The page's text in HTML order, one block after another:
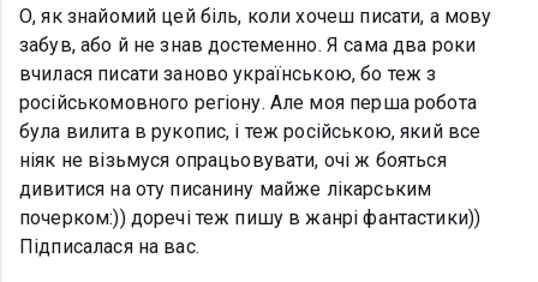
О, як знайомий цей біль, коли хочеш писати, а мову
забув, або й не знав достеменно. Я сама два роки
вчилася писати заново українською, бо теж з
російськомовного регіону. Але моя перша робота
була вилита в рукопис, і теж російською, який все
ніяк не візьмуся опрацьовувати, очі ж бояться
дивитися на оту писанину майже лікарським
почерком:)) доречі теж пишу в жанрі фантастики))
Підписалася на вас.